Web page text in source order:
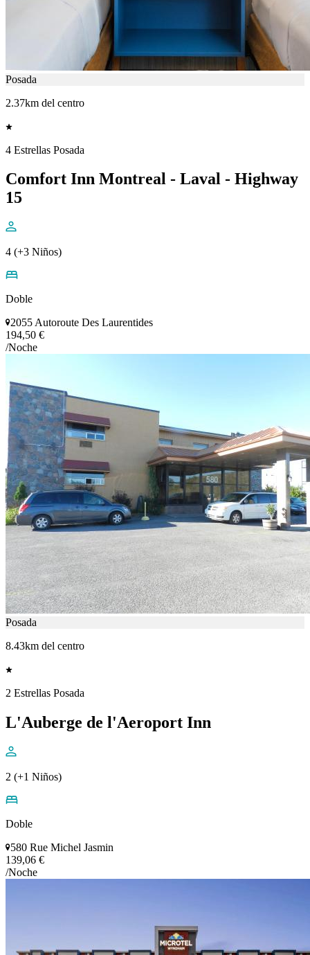
Posada
2.37km del centro
4 Estrellas Posada
Comfort Inn Montreal - Laval - Highway
15
4 (+3 Niños)
Doble
2055 Autoroute Des Laurentides
194,50 €
/Noche
Posada
8.43km del centro
2 Estrellas Posada
L'Auberge de l'Aeroport Inn
2 (+1 Niños)
Doble
580 Rue Michel Jasmin
139,06 €
/Noche